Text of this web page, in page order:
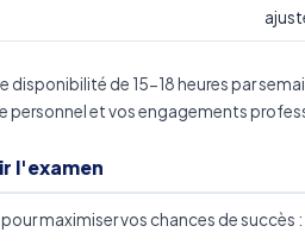
disponibilité de 15-18 heures par
personnel et vos engagements
l'examen
maximiser vos chances de succès :